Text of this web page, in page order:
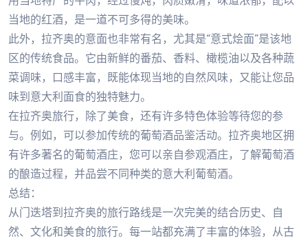
当地的红酒，是一道不可多得的美味。
此外，拉齐奥的意面也非常有名，尤其是“意式烩面”是该地
区的传统食品。它由新鲜的番茄、香料、橄榄油以及各种蔬
菜调味，口感丰富，既能体现当地的自然风味，又能让您品
味到意大利面食的独特魅力。
在拉齐奥旅行，除了美食，还有许多特色体验等待您的参
与。例如，可以参加传统的葡萄酒品鉴活动。拉齐奥地区拥
有许多著名的葡萄酒庄，您可以亲自参观酒庄，了解葡萄酒
的酿造过程，并品尝不同种类的意大利葡萄酒。
总结：
从门迭塔到拉齐奥的旅行路线是一次完美的结合历史、自
然、文化和美食的旅行。每一站都充满了丰富的体验，从古